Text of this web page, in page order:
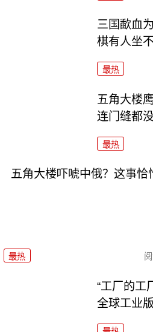
三国歃血
棋有人坐
最热
五角大楼
连门缝都
最热
五角大楼吓唬中俄？这事恰
最热
“工厂的工
全球工业